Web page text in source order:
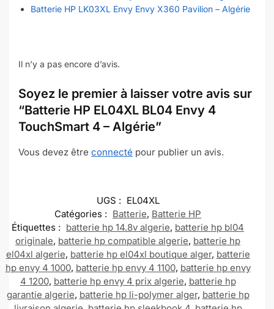
Batterie HP LK03XL Envy Envy X360 Pavilion – Algérie
Il n’y a pas encore d’avis.
Soyez le premier à laisser votre avis sur
“Batterie HP EL04XL BL04 Envy 4
TouchSmart 4 – Algérie”
Vous devez être connecté pour publier un avis.
UGS : EL04XL
Catégories : Batterie, Batterie HP
Étiquettes : batterie hp 14.8v algerie, batterie hp bl04
originale, batterie hp compatible algerie, batterie hp
el04xl algerie, batterie hp el04xl boutique alger, batterie
hp envy 4 1000, batterie hp envy 4 1100, batterie hp envy
4 1200, batterie hp envy 4 prix algerie, batterie hp
garantie algerie, batterie hp li-polymer alger, batterie hp